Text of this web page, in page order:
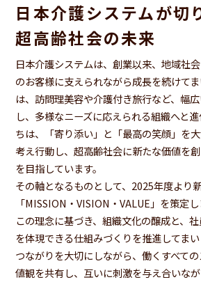
個人情報・SNSアカウント情報
の
マネジメント基本方針
カスタマーハラスメントへの対応
日本介護システムが切
超高齢社会の未来
日本介護システムは、創業以来、地域社
のお客様に支えられながら成長を続けて
は、訪問理美容や介護付き旅行など、幅
し、多様なニーズに応えられる組織へと
ちは、「寄り添い」と「最高の笑顔」を
考え行動し、超高齢社会に新たな価値を
を目指しています。
その軸となるものとして、2025年度より
「MISSION・VISION・VALUE」を策定し
この理念に基づき、組織文化の醸成と、
を体現できる仕組みづくりを推進してま
つながりを大切にしながら、働くすべて
値観を共有し、互いに刺激を与え合いな